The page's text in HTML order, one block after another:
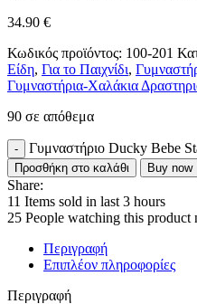
34.90 €
Κωδικός προϊόντος: 100-201
Είδη, Για το Παιχνίδι,
Γυμναστήρια-Χαλάκια
90 σε απόθεμα
Γυμναστήριο Ducky Bebe
Προσθήκη στο καλάθι Buy now
Share:
11 Items sold in last 3 hours
25 People watching this product
Περιγραφή
Επιπλέον πληροφορίες
Περιγραφή